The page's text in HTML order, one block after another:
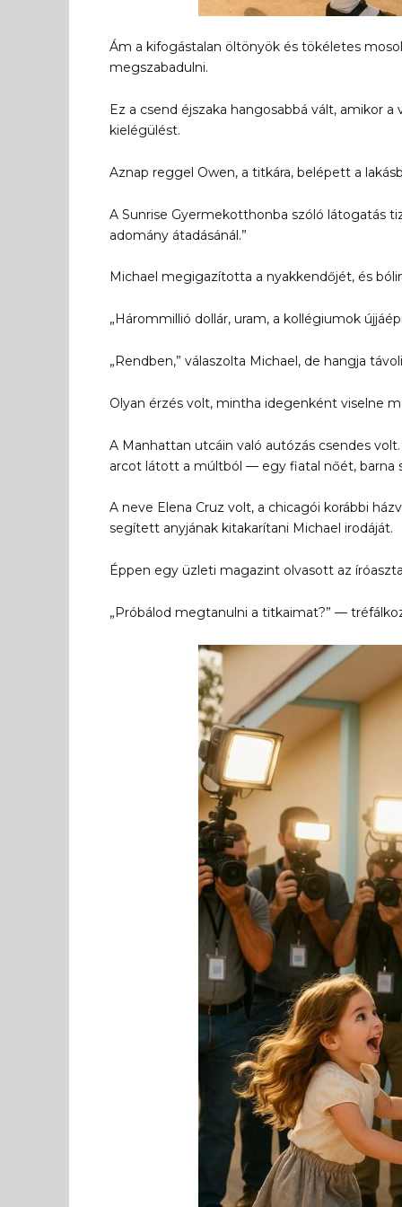
Ám a kifogástalan öltönyök és tökéletes
megszabadulni.
Ez a csend éjszaka hangosabbá vált, amikor
kielégülést.
Aznap reggel Owen, a titkára, belépett a
A Sunrise Gyermekotthonba szóló látogatás
adomány átadásánál.”
Michael megigazította a nyakkendőjét, és
„Hárommillió dollár, uram, a kollégiumok
„Rendben,” válaszolta Michael, de hangja
Olyan érzés volt, mintha idegenként viselne
A Manhattan utcáin való autózás csendes
arcot látott a múltból — egy fiatal nőét, barna
A neve Elena Cruz volt, a chicagói korábbi
segített anyjának kitakarítani Michael irodáját.
Éppen egy üzleti magazint olvasott az
„Próbálod megtanulni a titkaimat?” —